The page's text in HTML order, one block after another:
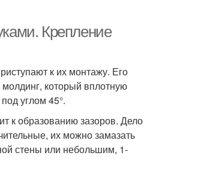
Крепление
к их монтажу. Его
который вплотную
углом 45°.
к образованию зазоров. Дело
их можно замазать
стены или небольшим, 1-